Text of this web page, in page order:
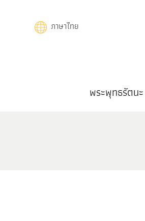
ภาษาไทย
navigationพระพุทธรัตนะ